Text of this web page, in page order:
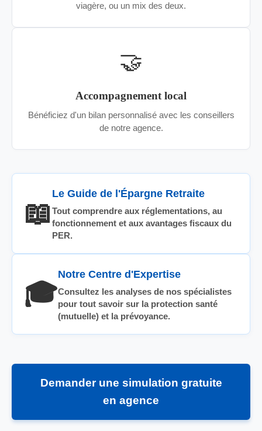
viagère, ou un mix des deux.
🤝
Accompagnement local
Bénéficiez d'un bilan personnalisé avec les conseillers
de notre agence.
📖
Le Guide de l'Épargne Retraite
Tout comprendre aux réglementations, au
fonctionnement et aux avantages fiscaux du
PER.
🎓
Notre Centre d'Expertise
Consultez les analyses de nos spécialistes
pour tout savoir sur la protection santé
(mutuelle) et la prévoyance.
Demander une simulation gratuite
en agence